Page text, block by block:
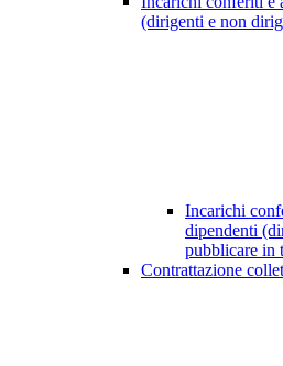
(dirigenti e non
Incarichi
dipendenti
pubblicare in
Contrattazione